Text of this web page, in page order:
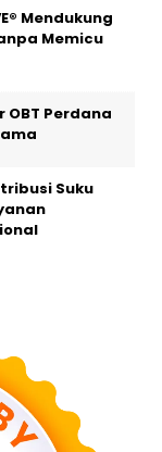
Mendukung
Memicu
OBT Perdana
Suku